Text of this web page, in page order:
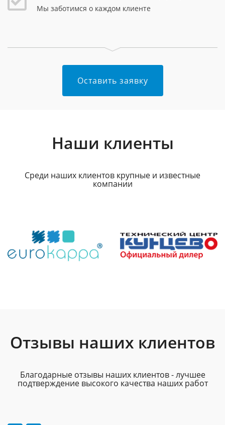
Мы заботимся о каждом клиенте
Оставить заявку
Наши клиенты
Среди наших клиентов крупные и известные
компании
Отзывы наших клиентов
Благодарные отзывы наших клиентов - лучшее
подтверждение высокого качества наших работ